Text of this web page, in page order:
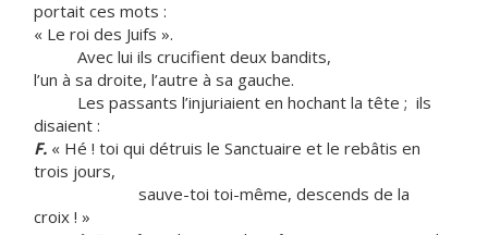
portait ces mots :
« Le roi des Juifs ».
Avec lui ils crucifient deux bandits,
l’un à sa droite, l’autre à sa gauche.
Les passants l’injuriaient en hochant la tête ; ils
disaient :
F. « Hé ! toi qui détruis le Sanctuaire et le rebâtis en
trois jours,
sauve-toi toi-même, descends de la
croix ! »